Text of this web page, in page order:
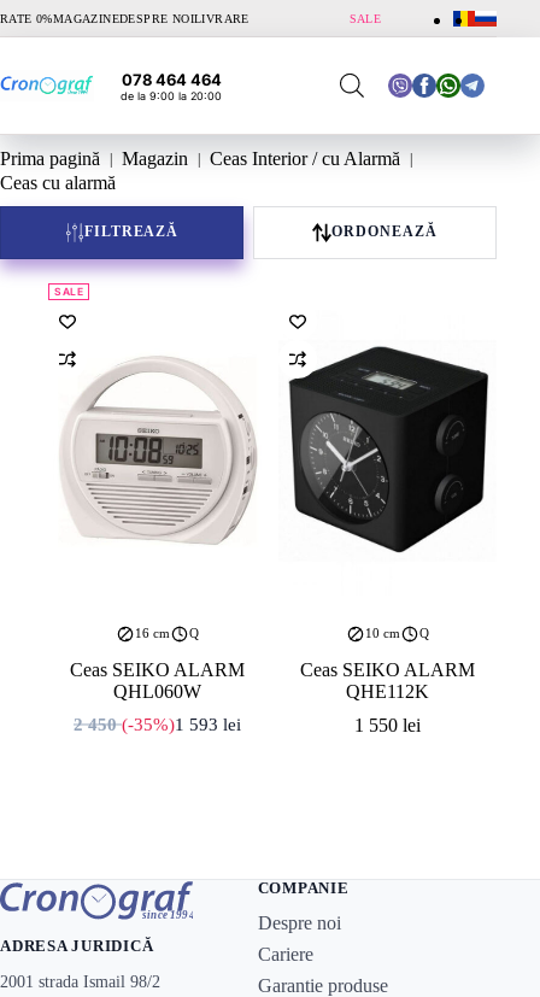
RATE 0%MAGAZINEDESPRE NOILIVRARE SALE
078 464 464
de la 9:00 la 20:00
Prima pagină Magazin
Ceas Interior / cu Alarmă
Ceas cu alarmă
FILTREAZĂ ORDONEAZĂ
SALE
16 cm Q
Ceas SEIKO ALARM
QHL060W
2 450(-35%)
Prețul inițial a fost: 2 450 lei.
1 593lei
Prețul curent este: 1 593 lei.
10 cm Q
Ceas SEIKO ALARM
QHE112K
1 550lei
ADRESA JURIDICĂ
2001 strada Ismail 98/2
COMPANIE
Despre noi
Cariere
Garantie produse